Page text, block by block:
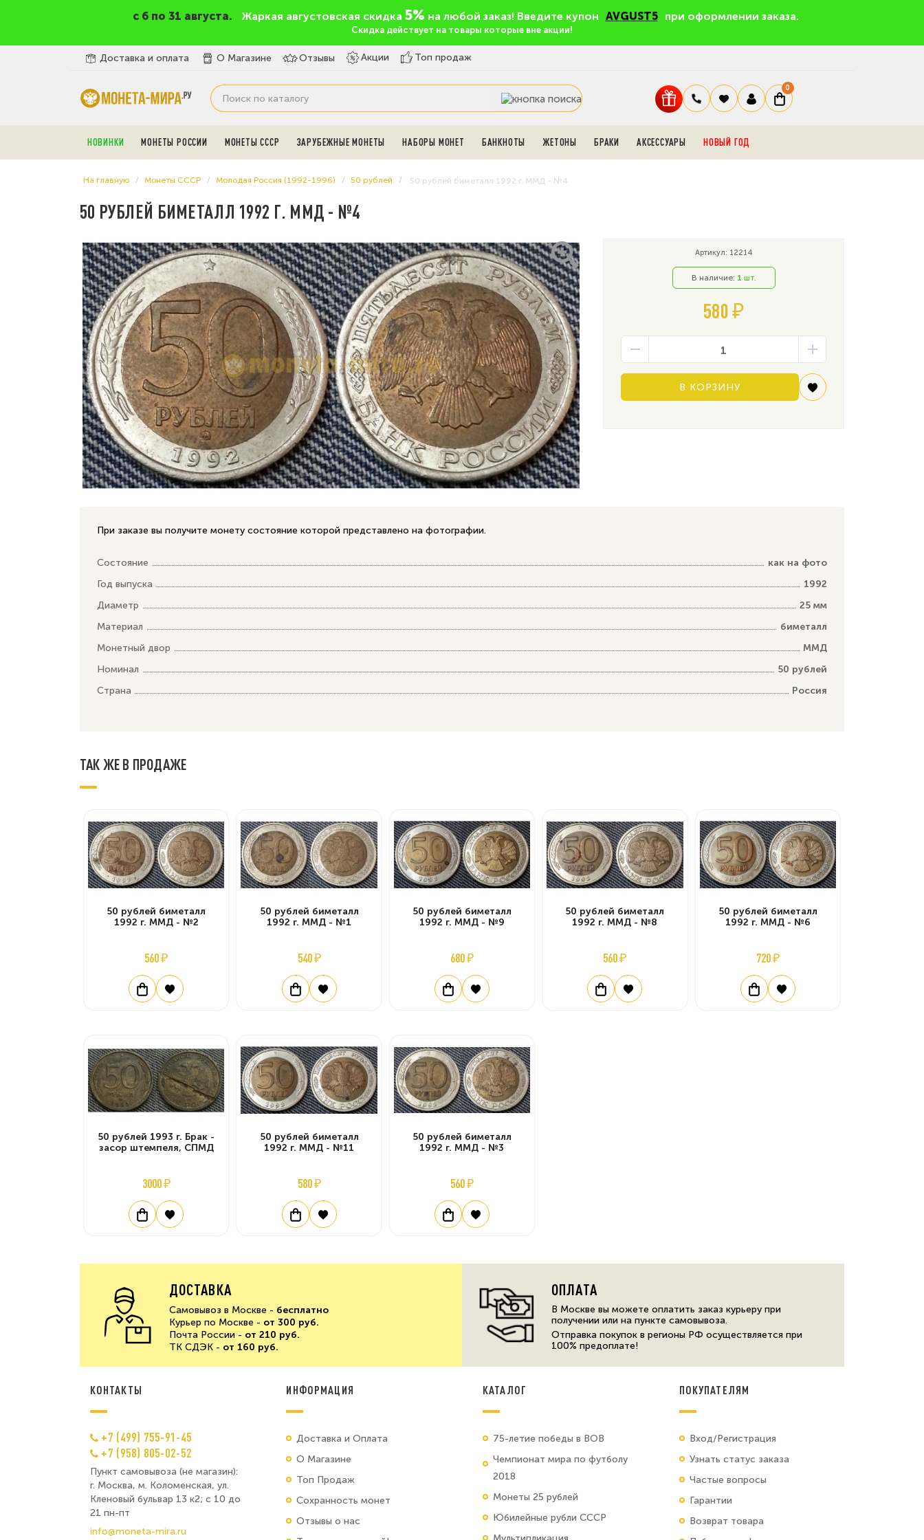
c 6 по 31 августа. Жаркая августовская скидка 5% на любой заказ! Введите купон AVGUST5 при оформлении заказа.
Скидка действует на товары которые вне акции!
Доставка и оплата О Магазине Отзывы Акции Топ продаж
0
НОВИНКИ МОНЕТЫ РОССИИ МОНЕТЫ СССР ЗАРУБЕЖНЫЕ МОНЕТЫ НАБОРЫ МОНЕТ БАНКНОТЫ ЖЕТОНЫ БРАКИ АКСЕССУАРЫ НОВЫЙ ГОД
На главную Монеты СССР Молодая Россия (1992-1996) 50 рублей 50 рублей биметалл 1992 г. ММД - №4
50 РУБЛЕЙ БИМЕТАЛЛ 1992 Г. ММД - №4
Артикул: 12214
В наличие: 1 шт.
580 ₽
В КОРЗИНУ
При заказе вы получите монету состояние которой представлено на фотографии.
Состояние
как на фото
Год выпуска
1992
Диаметр
25 мм
Материал
биметалл
Монетный двор
ММД
Номинал
50 рублей
Страна
Россия
ТАК ЖЕ В ПРОДАЖЕ
50 рублей биметалл
1992 г. ММД - №2
560 ₽
50 рублей биметалл
1992 г. ММД - №1
540 ₽
50 рублей биметалл
1992 г. ММД - №9
680 ₽
50 рублей биметалл
1992 г. ММД - №8
560 ₽
50 рублей биметалл
1992 г. ММД - №6
720 ₽
50 рублей 1993 г. Брак -
засор штемпеля, СПМД
3000 ₽
50 рублей биметалл
1992 г. ММД - №11
580 ₽
50 рублей биметалл
1992 г. ММД - №3
560 ₽
ДОСТАВКА
Самовывоз в Москве - бесплатно
Курьер по Москве - от 300 руб.
Почта России - от 210 руб.
ТК СДЭК - от 160 руб.
ОПЛАТА
В Москве вы можете оплатить заказ курьеру при
получении или на пункте самовывоза.
Отправка покупок в регионы РФ осуществляется при
100% предоплате!
КОНТАКТЫ
+7 (499) 755-91-45
+7 (958) 805-02-52
Пункт самовывоза (не магазин):
г. Москва, м. Коломенская, ул.
Кленовый бульвар 13 к2; с 10 до
21 пн-пт
info@moneta-mira.ru
ИНФОРМАЦИЯ
Доставка и Оплата
О Магазине
Топ Продаж
Сохранность монет
Отзывы о нас
КАТАЛОГ
75-летие победы в ВОВ
Чемпионат мира по футболу
2018
Монеты 25 рублей
Юбилейные рубли СССР
ПОКУПАТЕЛЯМ
Вход/Регистрация
Узнать статус заказа
Частые вопросы
Гарантии
Возврат товара